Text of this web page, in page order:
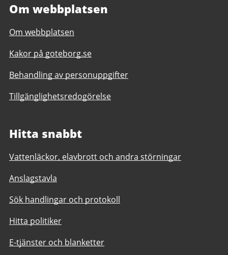
Om webbplatsen
Om webbplatsen
Kakor på goteborg.se
Behandling av personuppgifter
Tillgänglighetsredogörelse
Hitta snabbt
Vattenläckor, elavbrott och andra störningar
Anslagstavla
Sök handlingar och protokoll
Hitta politiker
E-tjänster och blanketter